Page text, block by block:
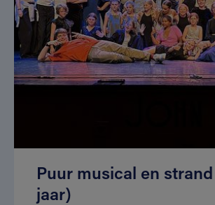
Puur musical en strand
jaar)